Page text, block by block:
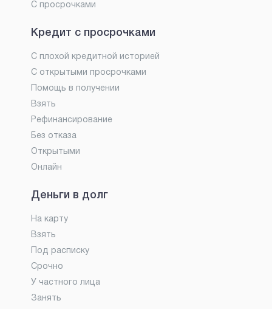
С просрочками
Кредит с просрочками
С плохой кредитной историей
С открытыми просрочками
Помощь в получении
Взять
Рефинансирование
Без отказа
Открытыми
Онлайн
Деньги в долг
На карту
Взять
Под расписку
Срочно
У частного лица
Занять